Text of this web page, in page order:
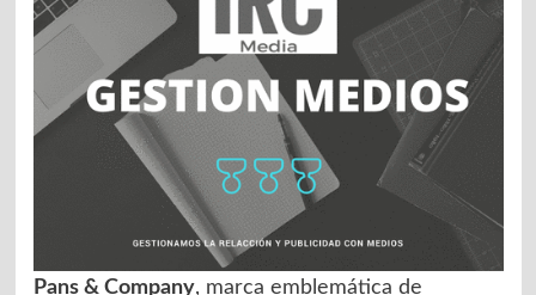
Pans & Company, marca emblemática de